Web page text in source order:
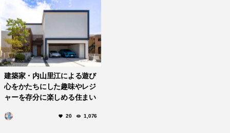
建築家・内山里江による遊び
心をかたちにした趣味やレジ
ャーを存分に楽しめる住まい
20 1,076